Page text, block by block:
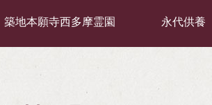
築地本願寺西多摩霊園 永代供養